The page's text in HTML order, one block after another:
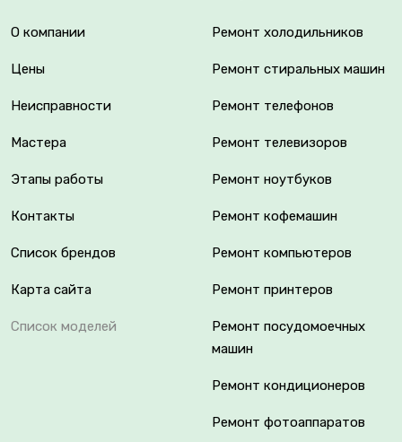
О компании
Цены
Неисправности
Мастера
Этапы работы
Контакты
Список брендов
Карта сайта
Список моделей
Ремонт холодильников
Ремонт стиральных машин
Ремонт телефонов
Ремонт телевизоров
Ремонт ноутбуков
Ремонт кофемашин
Ремонт компьютеров
Ремонт принтеров
Ремонт посудомоечных
машин
Ремонт кондиционеров
Ремонт фотоаппаратов